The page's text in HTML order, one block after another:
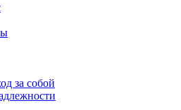
за собой